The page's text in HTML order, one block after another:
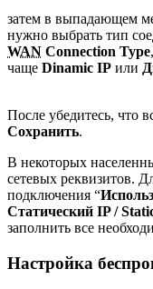
затем в выпадающем
нужно выбрать тип
WAN Connection Type
чаще Dinamic IP или
После убедитесь, что
Сохранить.
В некоторых
сетевых реквизитов.
подключения “
Статический IP /
заполнить все
Настройка